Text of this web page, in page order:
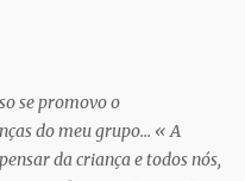
se promovo o
do meu grupo... « A
da criança e todos nós,